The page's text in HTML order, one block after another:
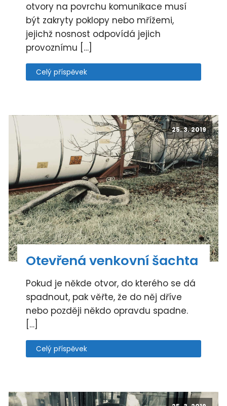
otvory na povrchu komunikace musí
být zakryty poklopy nebo mřížemi,
jejichž nosnost odpovídá jejich
provoznímu […]
Celý příspěvek
25. 3. 2019
Otevřená venkovní šachta
Pokud je někde otvor, do kterého se dá
spadnout, pak věřte, že do něj dříve
nebo později někdo opravdu spadne.
[…]
Celý příspěvek